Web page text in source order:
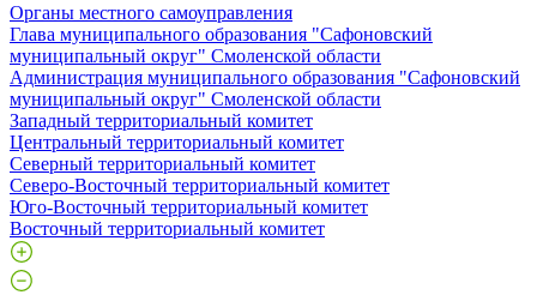
Органы местного самоуправления
Глава муниципального образования "Сафоновский
муниципальный округ" Смоленской области
Администрация муниципального образования "Сафоновский
муниципальный округ" Смоленской области
Западный территориальный комитет
Центральный территориальный комитет
Северный территориальный комитет
Северо-Восточный территориальный комитет
Юго-Восточный территориальный комитет
Восточный территориальный комитет